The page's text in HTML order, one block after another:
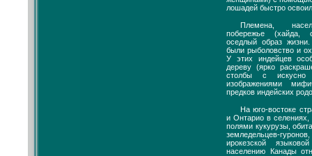
лошадей быстро
Племена,
побережье (хайда,
оседлый образ
были рыболовство и
У этих индейцев
дереву (ярко
столбы с
изображениями
предков индейских
На юго-востоке
и Онтарио в
полями кукурузы,
земледельцев-
ирокезской
населению Канады